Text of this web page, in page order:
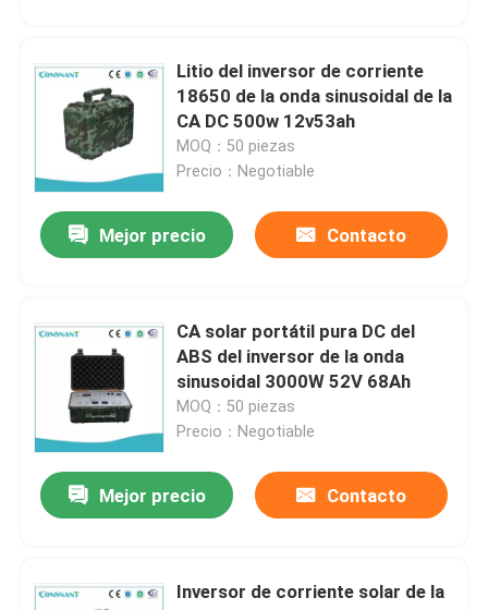
batería del hierro del litio
Litio Ion Ups
Sistemas al aire libre de UPS
UPS en línea de baja fricción
En línea de UPS de alta frecuencia
sube con la batería de litio
Gabinete al aire libre IP55
Litio del inversor de corriente
18650 de la onda sinusoidal de la
CA DC 500w 12v53ah
MOQ：50 piezas
Precio：Negotiable
Mejor precio Contacto
CA solar portátil pura DC del
ABS del inversor de la onda
sinusoidal 3000W 52V 68Ah
MOQ：50 piezas
Precio：Negotiable
Mejor precio Contacto
Inversor de corriente solar de la